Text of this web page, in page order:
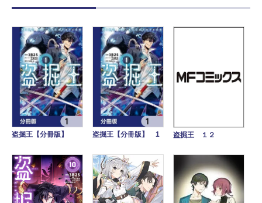
盗掘王【分冊版】 盗掘王【分冊版】 1 盗掘王 １２